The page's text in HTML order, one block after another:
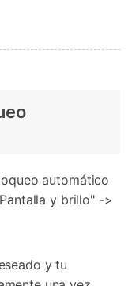
automático
y brillo" ->
y tu